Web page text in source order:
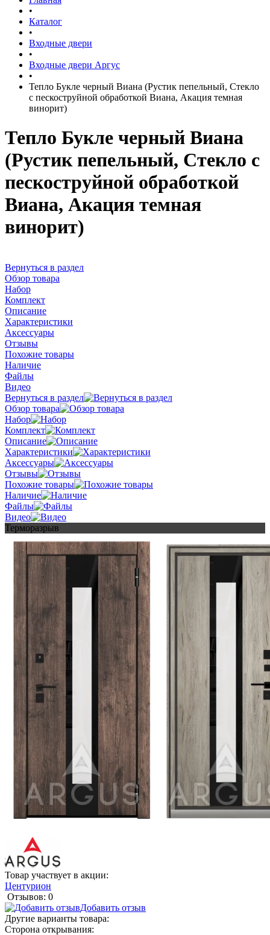
•
Каталог
•
Входные двери
•
Входные двери Аргус
•
Тепло Букле черный Виана (Рустик пепельный, Стекло
с пескоструйной обработкой Виана, Акация темная
винорит)
Тепло Букле черный Виана
(Рустик пепельный, Стекло с
пескоструйной обработкой
Виана, Акация темная
винорит)
Вернуться в раздел
Обзор товара
Набор
Комплект
Описание
Характеристики
Аксессуары
Отзывы
Похожие товары
Наличие
Файлы
Видео
Вернуться в раздел
Обзор товара
Набор
Комплект
Описание
Характеристики
Аксессуары
Отзывы
Похожие товары
Наличие
Файлы
Видео
Терморазрыв
Товар участвует в акции:
Центурион
Отзывов: 0
Добавить отзыв
Другие варианты товара:
Сторона открывания: